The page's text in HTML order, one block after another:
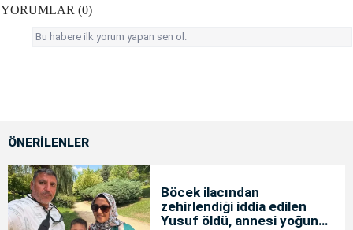
YORUMLAR (0)
Bu habere ilk yorum yapan sen ol.
ÖNERİLENLER
Böcek ilacından
zehirlendiği iddia edilen
Yusuf öldü, annesi yoğun